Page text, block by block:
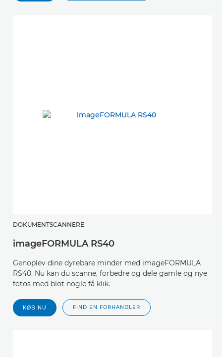
DOKUMENTSCANNERE
imageFORMULA RS40
Genoplev dine dyrebare minder med imageFORMULA
RS40. Nu kan du scanne, forbedre og dele gamle og nye
fotos med blot nogle få klik.
KØB NU FIND EN FORHANDLER